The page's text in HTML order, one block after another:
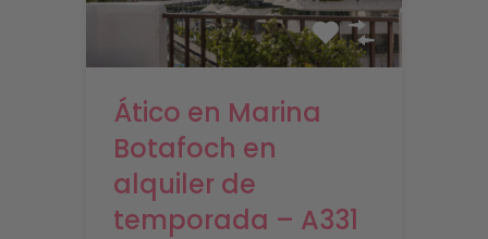
Ático en Marina
Botafoch en
alquiler de
temporada – A331